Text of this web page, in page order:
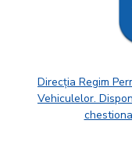
Direcția Regim
Vehiculelor.